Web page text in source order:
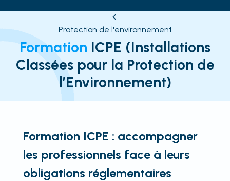
Protection de l'environnement
Formation ICPE (Installations
Classées pour la Protection de
l’Environnement)
Formation ICPE : accompagner
les professionnels face à leurs
obligations réglementaires